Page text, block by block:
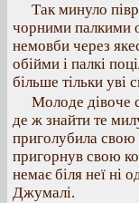
Так минуло
чорними палкими
немовби через
обійми і палкі
більше тільки уві
Молоде дівоче
де ж знайти те
приголубила
пригорнув свою
немає біля неї ні
Джумалі.